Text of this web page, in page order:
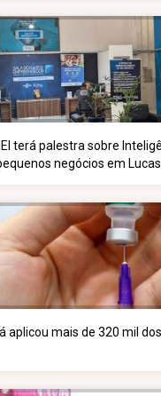
terá palestra sobre
negócios em
aplicou mais de 320 mil